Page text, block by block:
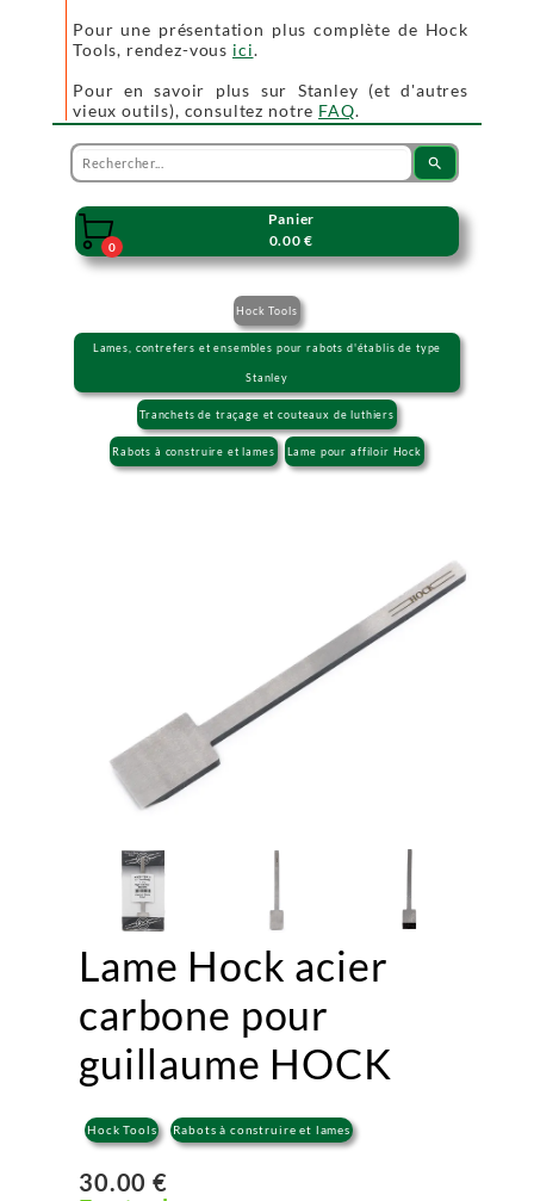
Pour une présentation plus complète de Hock
Tools, rendez-vous ici.
Pour en savoir plus sur Stanley (et d'autres
vieux outils), consultez notre FAQ.
search

0
Panier
0.00 €
Hock Tools
Lames, contrefers et ensembles pour rabots d'établis de type
Stanley
Tranchets de traçage et couteaux de luthiers
Rabots à construire et lames Lame pour affiloir Hock
Lame Hock acier
carbone pour
guillaume HOCK
Hock Tools Rabots à construire et lames
30.00 €